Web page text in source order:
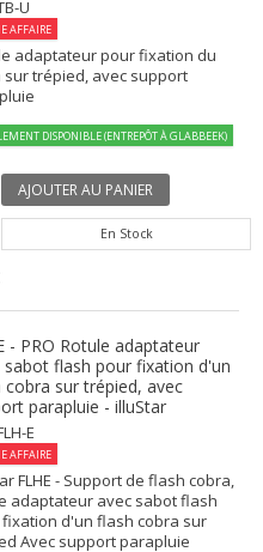
U
AFFAIRE
adaptateur pour fixation du
sur trépied, avec support
DISPONIBLE (ENTREPÔT À GLABBEEK)
AJOUTER AU PANIER
En Stock
- PRO Rotule adaptateur
sabot flash pour fixation d'un
cobra sur trépied, avec
parapluie - illuStar
E
AFFAIRE
FLHE - Support de flash cobra,
adaptateur avec sabot flash
d'un flash cobra sur
Avec support parapluie